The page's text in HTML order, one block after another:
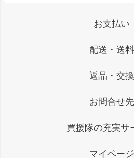
お支払い
配送・送料
返品・交換
お問合せ先
買援隊の充実サ
マイページ